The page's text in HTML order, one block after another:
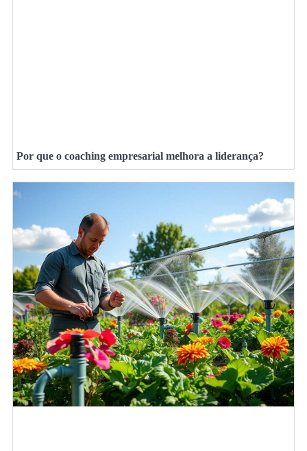
Por que o coaching empresarial melhora a liderança?